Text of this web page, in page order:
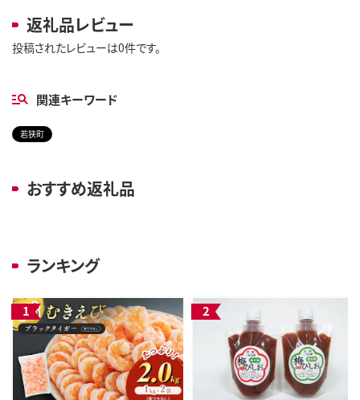
返礼品レビュー
投稿されたレビューは0件です。
関連キーワード
若狭町
おすすめ返礼品
ランキング